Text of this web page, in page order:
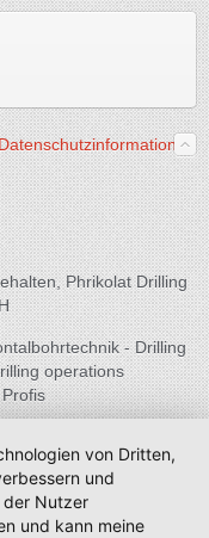
Phrikolat Drilling
- Drilling
operations
von Dritten,
und
der Nutzer
und kann meine